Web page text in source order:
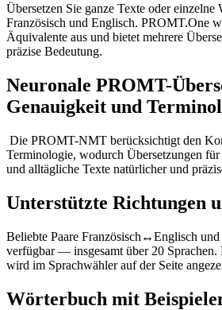
Übersetzen Sie ganze Texte oder einzelne
Französisch und Englisch. PROMT.One
Äquivalente aus und bietet mehrere
präzise Bedeutung.
Neuronale PROMT-
Genauigkeit und
Die PROMT-NMT berücksichtigt den
Terminologie, wodurch Übersetzungen
und alltägliche Texte natürlicher und
Unterstützte Richtungen
Beliebte Paare Französisch↔Englisch
verfügbar — insgesamt über 20
wird im Sprachwähler auf der Seite
Wörterbuch mit